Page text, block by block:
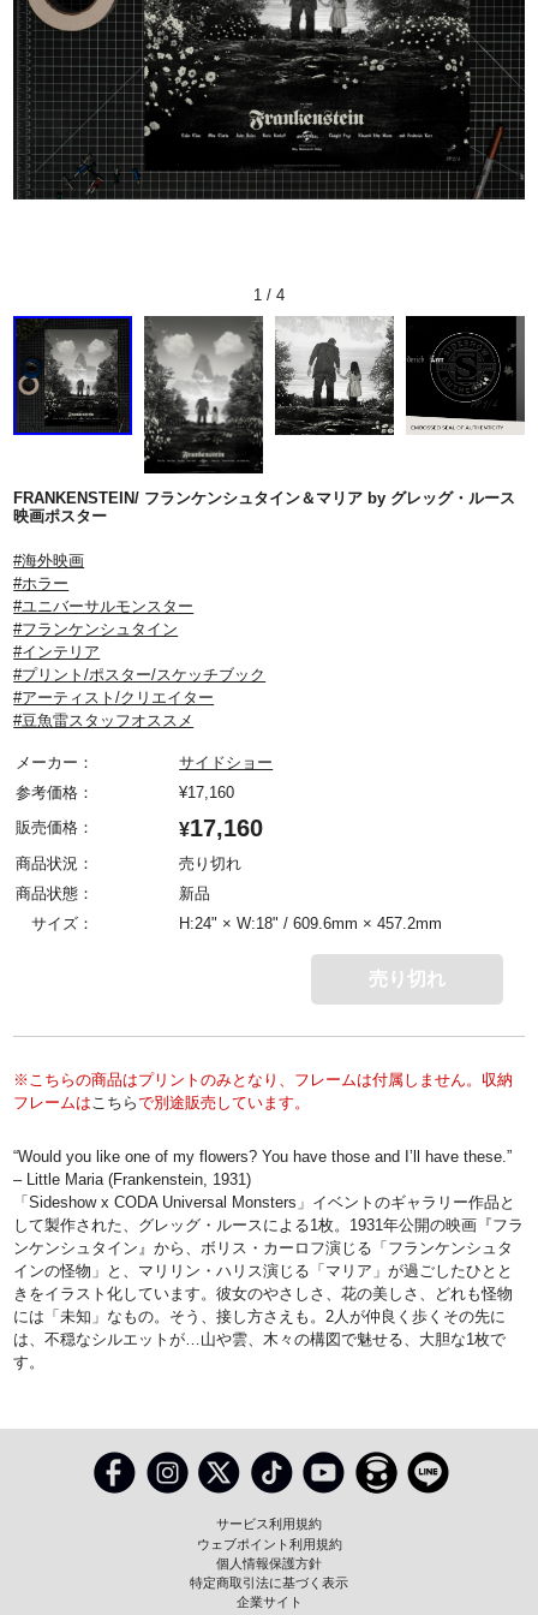
1 / 4
FRANKENSTEIN/ フランケンシュタイン＆マリア by グレッグ・ルース
映画ポスター
#海外映画
#ホラー
#ユニバーサルモンスター
#フランケンシュタイン
#インテリア
#プリント/ポスター/スケッチブック
#アーティスト/クリエイター
#豆魚雷スタッフオススメ
メーカー：
サイドショー
参考価格：
¥17,160
販売価格：
¥17,160
商品状況：
売り切れ
商品状態：
新品
サイズ：
H:24" × W:18" / 609.6mm × 457.2mm
売り切れ
※こちらの商品はプリントのみとなり、フレームは付属しません。収納
フレームは こちらで別途販売しています。
“Would you like one of my flowers? You have those and I’ll have these.”
– Little Maria (Frankenstein, 1931)
「Sideshow x CODA Universal Monsters」イベントのギャラリー作品と
して製作された、グレッグ・ルースによる1枚。1931年公開の映画『フラ
ンケンシュタイン』から、ボリス・カーロフ演じる「フランケンシュタ
インの怪物」と、マリリン・ハリス演じる「マリア」が過ごしたひとと
きをイラスト化しています。彼女のやさしさ、花の美しさ、どれも怪物
には「未知」なもの。そう、接し方さえも。2人が仲良く歩くその先に
は、不穏なシルエットが…山や雲、木々の構図で魅せる、大胆な1枚で
す。
サービス利用規約
ウェブポイント利用規約
個人情報保護方針
特定商取引法に基づく表示
企業サイト